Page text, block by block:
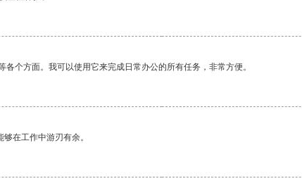
个方面。我可以使用它来完成日常办公的所有任务，非常方便。
在工作中游刃有余。